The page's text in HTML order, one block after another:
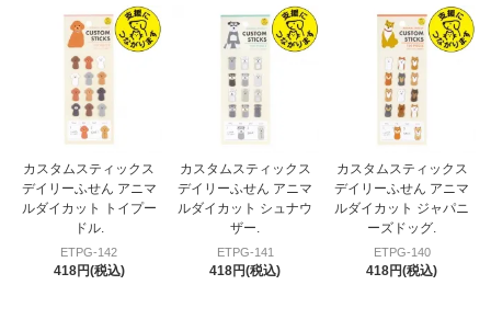
カスタムスティックス
デイリーふせん アニマ
ルダイカット トイプー
ドル.
ETPG-142
418円(税込)
カスタムスティックス
デイリーふせん アニマ
ルダイカット シュナウ
ザー.
ETPG-141
418円(税込)
カスタムスティックス
デイリーふせん アニマ
ルダイカット ジャパニ
ーズドッグ.
ETPG-140
418円(税込)